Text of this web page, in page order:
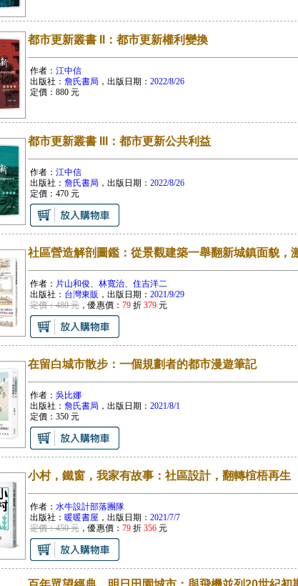
都市更新叢書 II：都市更新權利變換
作者： 江中信
出版社： 詹氏書局 ，出版日期： 2022/8/26
定價： 880元
都市更新叢書 III：都市更新公共利益
作者： 江中信
出版社： 詹氏書局 ，出版日期： 2022/8/26
定價： 470元
社區營造解剖圖鑑：從景觀建築一舉翻新城鎮面貌，
作者： 片山和俊、林寬治、住吉洋二
出版社： 台灣東販 ，出版日期： 2021/9/29
定價：480 元，優惠價： 79折 379元
在留白城市散步：一個規劃者的都市漫遊筆記
作者： 吳比娜
出版社： 詹氏書局 ，出版日期： 2021/8/1
定價： 350元
小村，鐵窗，我家有故事：社區設計，翻轉椬梧再生
作者： 水牛設計部落團隊
出版社： 暖暖書屋 ，出版日期： 2021/7/7
定價：450 元，優惠價： 79折 356元